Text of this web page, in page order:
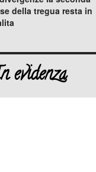
della tregua resta in
evidenza